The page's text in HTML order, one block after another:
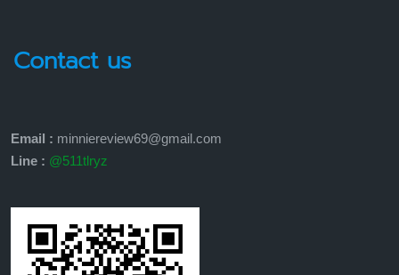
Contact us
Email : minniereview69@gmail.com
Line : @511tlryz